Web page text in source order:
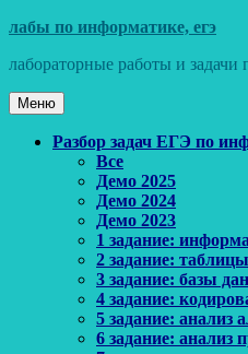
Перейти
содержимому
лабы по информатике, егэ
лабораторные работы и
Меню
Основное
Разбор задач ЕГЭ по
Все
Демо 2025
Демо 2024
Демо 2023
1 задание:
2 задание:
3 задание: базы
4 задание:
5 задание: анализ
6 задание: анализ